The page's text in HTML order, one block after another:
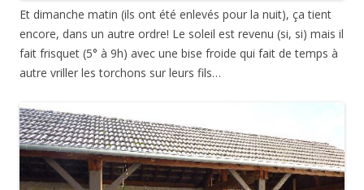
Et dimanche matin (ils ont été enlevés pour la nuit), ça tient
encore, dans un autre ordre! Le soleil est revenu (si, si) mais il
fait frisquet (5° à 9h) avec une bise froide qui fait de temps à
autre vriller les torchons sur leurs fils…